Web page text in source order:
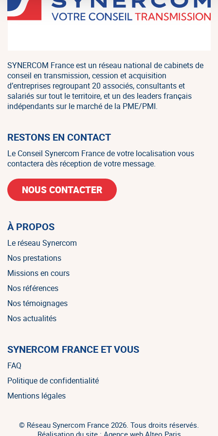
SYNERCOM France est un réseau national de cabinets de
conseil en transmission, cession et acquisition
d’entreprises regroupant 20 associés, consultants et
salariés sur tout le territoire, et un des leaders français
indépendants sur le marché de la PME/PMI.
RESTONS EN CONTACT
Le Conseil Synercom France de votre localisation vous
contactera dès réception de votre message.
NOUS CONTACTER
À PROPOS
Le réseau Synercom
Nos prestations
Missions en cours
Nos références
Nos témoignages
Nos actualités
SYNERCOM FRANCE ET VOUS
FAQ
Politique de confidentialité
Mentions légales
© Réseau Synercom France 2026. Tous droits réservés.
Réalisation du site : Agence web Alteo Paris